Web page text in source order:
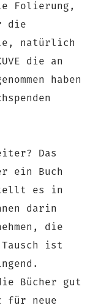
Folierung,
die
natürlich
die an
haben
Das
ein Buch
es in
darin
die
ist
Bücher gut
für neue